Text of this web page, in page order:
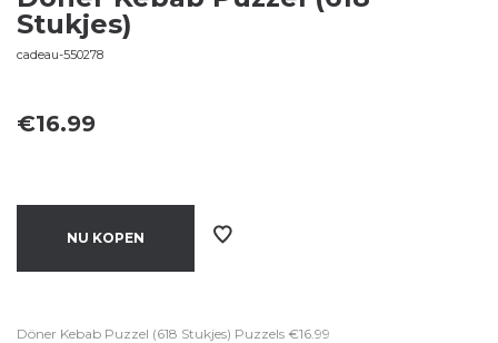
Stukjes)
cadeau-550278
€16.99
NU KOPEN
Döner Kebab Puzzel (618 Stukjes) Puzzels €16.99